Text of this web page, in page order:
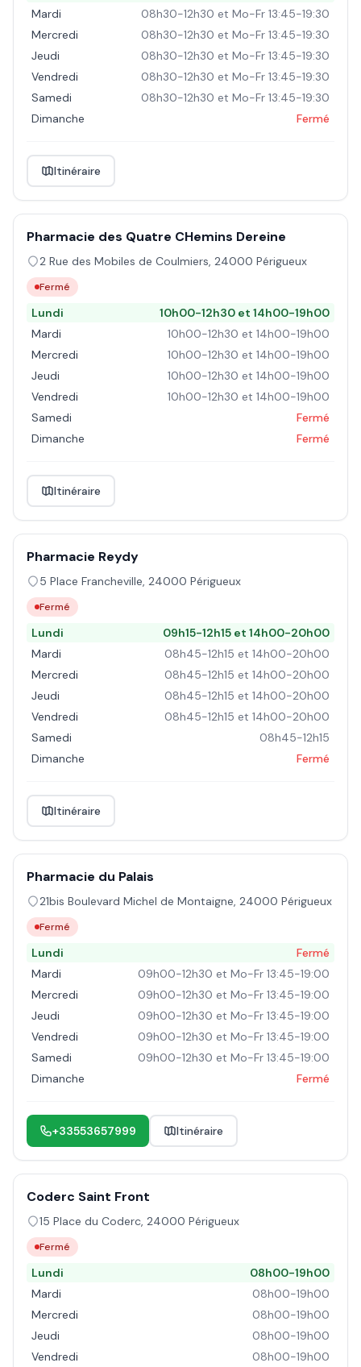
Mardi
08h30-12h30 et Mo-Fr 13:45-19:30
Mercredi
08h30-12h30 et Mo-Fr 13:45-19:30
Jeudi
08h30-12h30 et Mo-Fr 13:45-19:30
Vendredi
08h30-12h30 et Mo-Fr 13:45-19:30
Samedi
08h30-12h30 et Mo-Fr 13:45-19:30
Dimanche
Fermé
Itinéraire
Pharmacie des Quatre CHemins Dereine
2 Rue des Mobiles de Coulmiers, 24000 Périgueux
Fermé
Lundi
10h00-12h30 et 14h00-19h00
Mardi
10h00-12h30 et 14h00-19h00
Mercredi
10h00-12h30 et 14h00-19h00
Jeudi
10h00-12h30 et 14h00-19h00
Vendredi
10h00-12h30 et 14h00-19h00
Samedi
Fermé
Dimanche
Fermé
Itinéraire
Pharmacie Reydy
5 Place Francheville, 24000 Périgueux
Fermé
Lundi
09h15-12h15 et 14h00-20h00
Mardi
08h45-12h15 et 14h00-20h00
Mercredi
08h45-12h15 et 14h00-20h00
Jeudi
08h45-12h15 et 14h00-20h00
Vendredi
08h45-12h15 et 14h00-20h00
Samedi
08h45-12h15
Dimanche
Fermé
Itinéraire
Pharmacie du Palais
21bis Boulevard Michel de Montaigne, 24000 Périgueux
Fermé
Lundi
Fermé
Mardi
09h00-12h30 et Mo-Fr 13:45-19:00
Mercredi
09h00-12h30 et Mo-Fr 13:45-19:00
Jeudi
09h00-12h30 et Mo-Fr 13:45-19:00
Vendredi
09h00-12h30 et Mo-Fr 13:45-19:00
Samedi
09h00-12h30 et Mo-Fr 13:45-19:00
Dimanche
Fermé
+33553657999 Itinéraire
Coderc Saint Front
15 Place du Coderc, 24000 Périgueux
Fermé
Lundi
08h00-19h00
Mardi
08h00-19h00
Mercredi
08h00-19h00
Jeudi
08h00-19h00
Vendredi
08h00-19h00